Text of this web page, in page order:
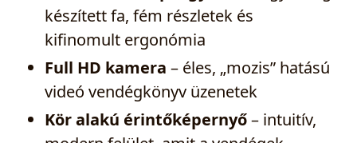
készített fa, fém részletek és
kifinomult ergonómia
Full HD kamera – éles, „mozis” hatású
videó vendégkönyv üzenetek
Kör alakú érintőképernyő– intuitív,